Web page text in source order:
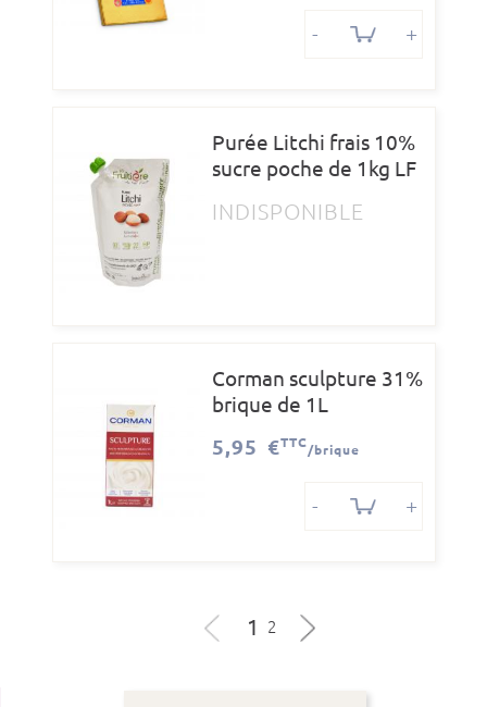
- +
Purée Litchi frais 10%
sucre poche de 1kg LF
INDISPONIBLE
Corman sculpture 31%
brique de 1L
5,95 €TTC
/brique
- +
1 2